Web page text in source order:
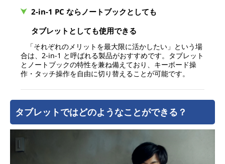
2-in-1 PC ならノートブックとしても
タブレットとしても使用できる
「それぞれのメリットを最大限に活かしたい」という場
合は、2-in-1 と呼ばれる製品がおすすめです。タブレット
とノートブックの特性を兼ね備えており、キーボード操
作・タッチ操作を自由に切り替えることが可能です。
タブレットではどのようなことができる？